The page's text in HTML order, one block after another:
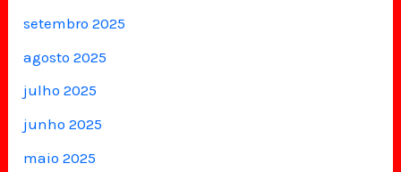
setembro 2025
agosto 2025
julho 2025
junho 2025
maio 2025